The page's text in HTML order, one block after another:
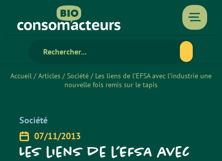
Accueil /Articles /Société / Les liens de l’EFSA avec l’industrie une
nouvelle fois remis sur le tapis
Société
07/11/2013
Les liens de l’EFSA avec